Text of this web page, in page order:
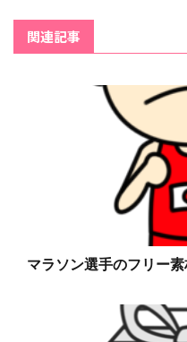
関連記事
マラソン選手のフリー